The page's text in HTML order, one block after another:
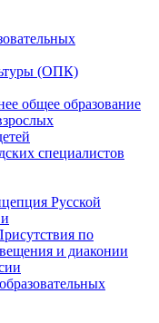
(ОПК)
общее образование
специалистов
Русской
по
и диаконии